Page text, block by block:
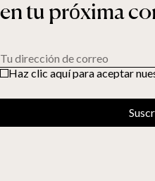
en tu próxima
Tu dirección de correo
Haz clic aquí para aceptar